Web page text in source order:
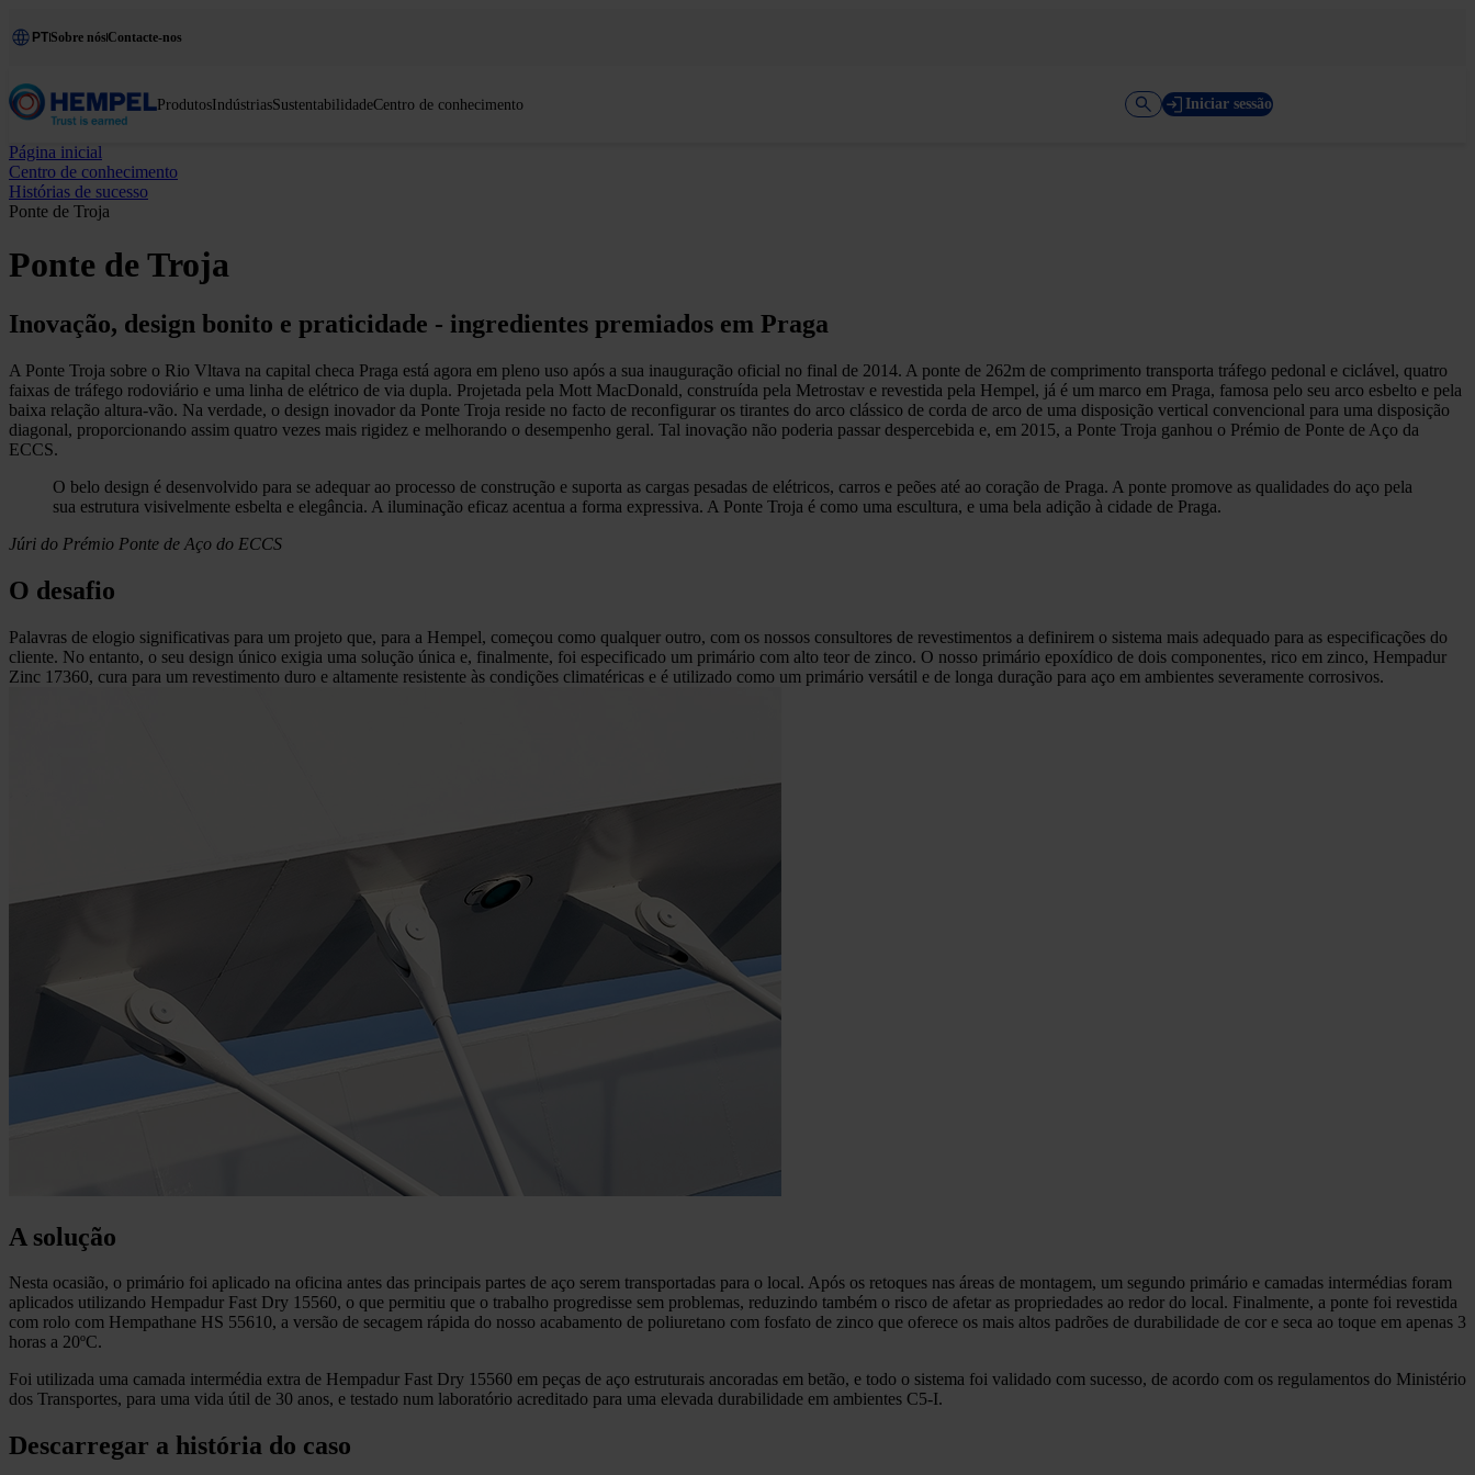
PT Sobre nósContacte-nos
ProdutosIndústriasSustentabilidadeCentro de conhecimento Iniciar sessão
Página inicial
Centro de conhecimento
Histórias de sucesso
Ponte de Troja
Ponte de Troja
Inovação, design bonito e praticidade - ingredientes premiados em Praga
A Ponte Troja sobre o Rio Vltava na capital checa Praga está agora em pleno uso após a sua inauguração oficial no final de 2014. A ponte de 262m de comprimento transporta tráfego pedonal e ciclável, quatro
faixas de tráfego rodoviário e uma linha de elétrico de via dupla. Projetada pela Mott MacDonald, construída pela Metrostav e revestida pela Hempel, já é um marco em Praga, famosa pelo seu arco esbelto e pela
baixa relação altura-vão. Na verdade, o design inovador da Ponte Troja reside no facto de reconfigurar os tirantes do arco clássico de corda de arco de uma disposição vertical convencional para uma disposição
diagonal, proporcionando assim quatro vezes mais rigidez e melhorando o desempenho geral. Tal inovação não poderia passar despercebida e, em 2015, a Ponte Troja ganhou o Prémio de Ponte de Aço da
ECCS.
O belo design é desenvolvido para se adequar ao processo de construção e suporta as cargas pesadas de elétricos, carros e peões até ao coração de Praga. A ponte promove as qualidades do aço pela
sua estrutura visivelmente esbelta e elegância. A iluminação eficaz acentua a forma expressiva. A Ponte Troja é como uma escultura, e uma bela adição à cidade de Praga.
Júri do Prémio Ponte de Aço do ECCS
O desafio
Palavras de elogio significativas para um projeto que, para a Hempel, começou como qualquer outro, com os nossos consultores de revestimentos a definirem o sistema mais adequado para as especificações do
cliente. No entanto, o seu design único exigia uma solução única e, finalmente, foi especificado um primário com alto teor de zinco. O nosso primário epoxídico de dois componentes, rico em zinco, Hempadur
Zinc 17360, cura para um revestimento duro e altamente resistente às condições climatéricas e é utilizado como um primário versátil e de longa duração para aço em ambientes severamente corrosivos.
A solução
Nesta ocasião, o primário foi aplicado na oficina antes das principais partes de aço serem transportadas para o local. Após os retoques nas áreas de montagem, um segundo primário e camadas intermédias foram
aplicados utilizando Hempadur Fast Dry 15560, o que permitiu que o trabalho progredisse sem problemas, reduzindo também o risco de afetar as propriedades ao redor do local. Finalmente, a ponte foi revestida
com rolo com Hempathane HS 55610, a versão de secagem rápida do nosso acabamento de poliuretano com fosfato de zinco que oferece os mais altos padrões de durabilidade de cor e seca ao toque em apenas 3
horas a 20ºC.
Foi utilizada uma camada intermédia extra de Hempadur Fast Dry 15560 em peças de aço estruturais ancoradas em betão, e todo o sistema foi validado com sucesso, de acordo com os regulamentos do Ministério
dos Transportes, para uma vida útil de 30 anos, e testado num laboratório acreditado para uma elevada durabilidade em ambientes C5-I.
Descarregar a história do caso